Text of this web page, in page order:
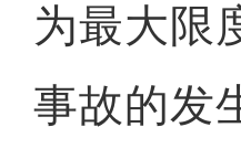
为最大限
事故的发